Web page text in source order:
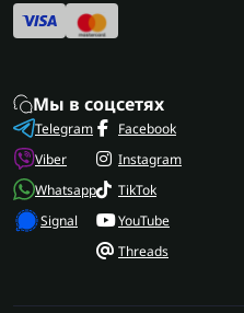
Мы в соцсетях
Telegram
Viber
Whatsapp
Signal
Facebook
Instagram
TikTok
YouTube
Threads